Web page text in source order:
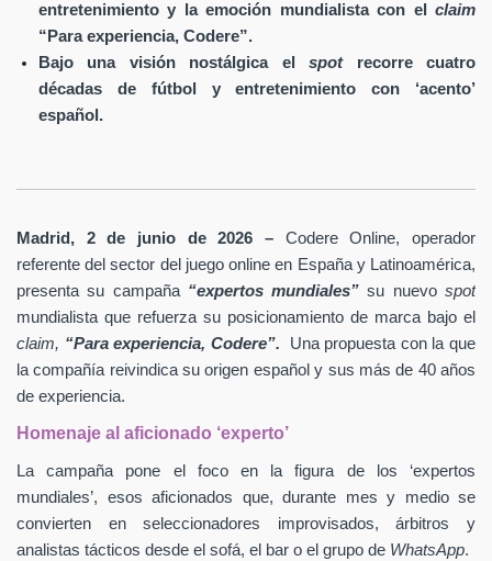
entretenimiento y la emoción mundialista con el claim
“Para experiencia, Codere”.
Bajo una visión nostálgica elspotrecorre cuatro
décadas de fútbol y entretenimiento con ‘acento’
español.
Madrid, 2 de junio de 2026 – Codere Online, operador
referente del sector del juego online en España y Latinoamérica,
presenta su campaña “expertos mundiales” su nuevospot
mundialista que refuerza su posicionamiento de marca bajo el
claim, “Para experiencia, Codere”.
Una propuesta con la que
la compañía reivindica su origen español y sus más de 40 años
de experiencia.
Homenaje al aficionado ‘experto’
La campaña pone el foco en la figura de los ‘expertos
mundiales’, esos aficionados que, durante mes y medio se
convierten en seleccionadores improvisados, árbitros y
analistas tácticos desde el sofá, el bar o el grupo de WhatsApp.